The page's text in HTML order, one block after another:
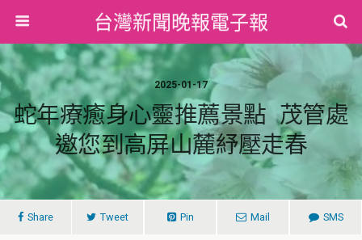
台灣新聞晚報電子報
2025-01-17
蛇年療癒身心靈推薦景點 茂管處
邀您到高屏山麓紓壓走春
Share Tweet Pin Mail SMS